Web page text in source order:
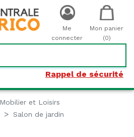
Rappel de sécurité
Me
connecter
Mon panier
(0)
Mobilier et Loisirs
Salon de jardin